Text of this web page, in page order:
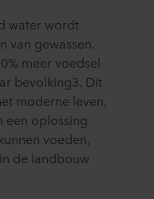
water wordt
van gewassen.
meer voedsel
bevolking3. Dit
moderne leven,
een oplossing
voeden,
de landbouw